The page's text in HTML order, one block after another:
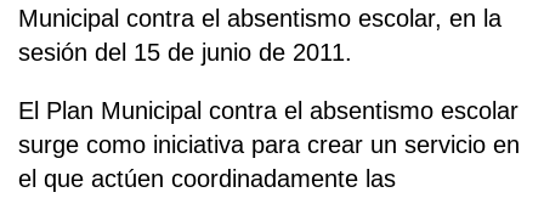
Municipal contra el absentismo escolar, en la
sesión del 15 de junio de 2011.
El Plan Municipal contra el absentismo escolar
surge como iniciativa para crear un servicio en
el que actúen coordinadamente las